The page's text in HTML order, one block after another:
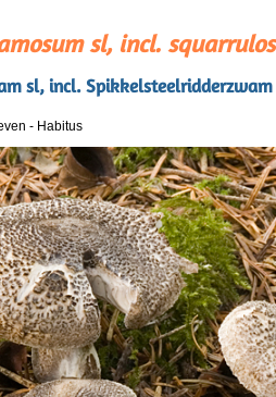
sl, incl.
sl, incl. Spikkelsteelridderzwam
- Habitus